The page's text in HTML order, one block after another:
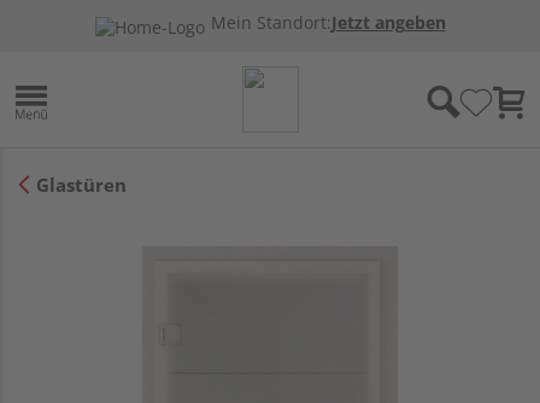
Mein Standort:Jetzt angeben
Glastüren